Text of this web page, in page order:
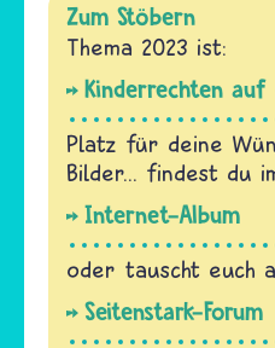
Zum Stöbern
Thema 2023 ist:
Kinderrechten auf
Platz für deine
Bilder... findest du
Internet-Album
oder tauscht euch
Seitenstark-Forum